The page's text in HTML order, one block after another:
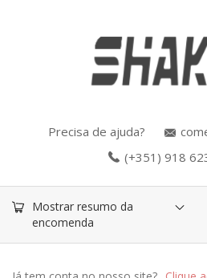
Precisa de ajuda?
(+351) 918
Mostrar resumo da
encomenda